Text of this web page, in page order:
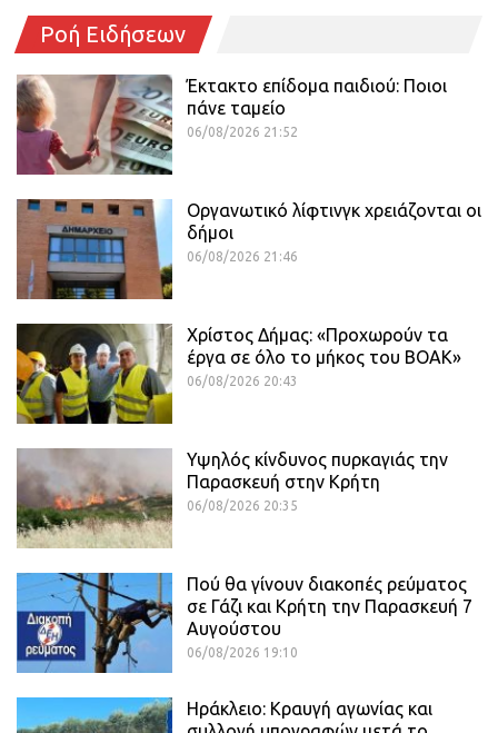
Ροή Ειδήσεων
Έκτακτο επίδομα παιδιού: Ποιοι
πάνε ταμείο
06/08/2026 21:52
Οργανωτικό λίφτινγκ χρειάζονται οι
δήμοι
06/08/2026 21:46
Χρίστος Δήμας: «Προχωρούν τα
έργα σε όλο το μήκος του ΒΟΑΚ»
06/08/2026 20:43
Υψηλός κίνδυνος πυρκαγιάς την
Παρασκευή στην Κρήτη
06/08/2026 20:35
Πού θα γίνουν διακοπές ρεύματος
σε Γάζι και Κρήτη την Παρασκευή 7
Αυγούστου
06/08/2026 19:10
Ηράκλειο: Κραυγή αγωνίας και